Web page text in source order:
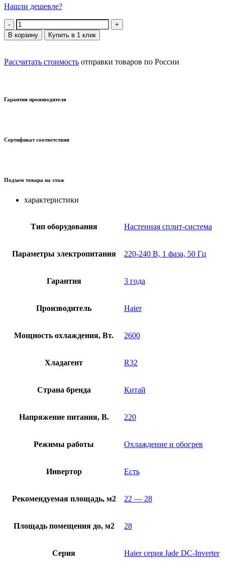
Нашли дешевле?
Количество
В корзину Купить в 1 клик
Рассчитать стоимость отправки товаров по России
Гарантия производителя
Сертификат соответствия
Подъем товара на этаж
характеристики
Тип оборудования Настенная сплит-система
Параметры электропитания 220-240 В, 1 фаза, 50 Гц
Гарантия 3 года
Производитель Haier
Мощность охлаждения, Вт. 2600
Хладагент R32
Страна бренда Китай
Напряжение питания, В. 220
Режимы работы Охлаждение и обогрев
Инвертор Есть
Рекомендуемая площадь, м2 22 — 28
Площадь помещения до, м2 28
Серия Haier серия Jade DC-Inverter